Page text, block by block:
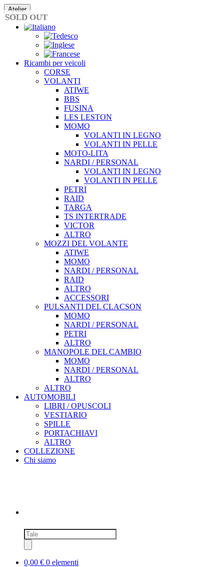
Vai
al
contenuto
Atelier
Ricambi per veicoli
CORSE
VOLANTI
ATIWE
BBS
FUSINA
LES LESTON
MOMO
VOLANTI IN LEGNO
VOLANTI IN PELLE
MOTO-LITA
NARDI / PERSONAL
VOLANTI IN LEGNO
VOLANTI IN PELLE
PETRI
RAID
TARGA
TS INTERTRADE
VICTOR
ALTRO
MOZZI DEL VOLANTE
ATIWE
MOMO
NARDI / PERSONAL
RAID
ALTRO
ACCESSORI
PULSANTI DEL CLACSON
MOMO
NARDI / PERSONAL
PETRI
ALTRO
MANOPOLE DEL CAMBIO
MOMO
NARDI / PERSONAL
ALTRO
ALTRO
AUTOMOBILI
LIBRI / OPUSCOLI
VESTIARIO
SPILLE
PORTACHIAVI
ALTRO
COLLEZIONE
Chi siamo
Ricerca
prodotti
0,00 € 0 elementi
SOLD OUT